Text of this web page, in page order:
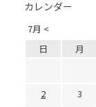
カレンダー
7月 <
日 月
2
3